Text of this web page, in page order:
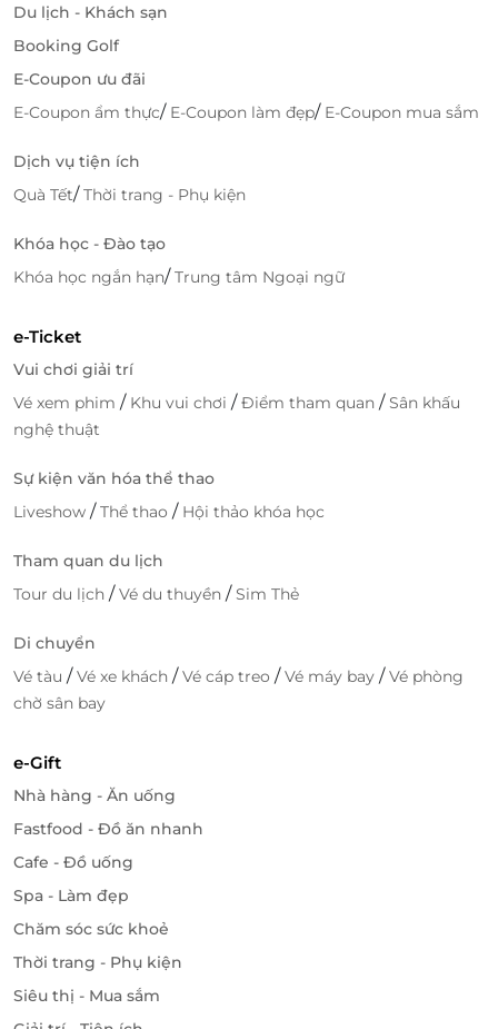
Du lịch - Khách sạn
Booking Golf
E-Coupon ưu đãi
E-Coupon ẩm thực/ E-Coupon làm đẹp/ E-Coupon mua sắm
Dịch vụ tiện ích
Quà Tết/Thời trang - Phụ kiện
Khóa học - Đào tạo
Khóa học ngắn hạn/Trung tâm Ngoại ngữ
e-Ticket
Vui chơi giải trí
Vé xem phim / Khu vui chơi /Điểm tham quan /Sân khấu
nghệ thuật
Sự kiện văn hóa thể thao
Liveshow /Thể thao / Hội thảo khóa học
Tham quan du lịch
Tour du lịch /Vé du thuyền /Sim Thẻ
Di chuyển
Vé tàu /Vé xe khách /Vé cáp treo /Vé máy bay /Vé phòng
chờ sân bay
e-Gift
Nhà hàng - Ăn uống
Fastfood - Đồ ăn nhanh
Cafe - Đồ uống
Spa - Làm đẹp
Chăm sóc sức khoẻ
Thời trang - Phụ kiện
Siêu thị - Mua sắm